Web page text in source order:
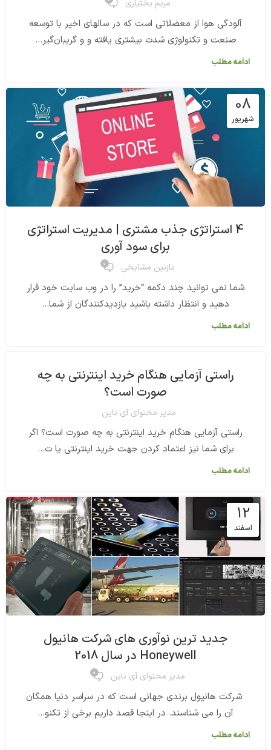
مریم بختیاری
آلودگی هوا از معضلاتی است که در سالهای اخیر با توسعه
صنعت و تکنولوژی شدت بیشتری یافته و و گریبان‌گیر...
ادامه مطلب
08
شهریور
4 استراتژی جذب مشتری | مدیریت استراتژی
برای سود آوری
نازنین مشایخی 0
شما نمی توانید چند دکمه “خرید” را در وب سایت خود قرار
دهید و انتظار داشته باشید بازدیدکنندگان از شما...
ادامه مطلب
راستی آزمایی هنگام خرید اینترنتی به چه
صورت است؟
مدیر محتوای آی ناین
راستی آزمایی هنگام خرید اینترنتی به چه صورت است؟ اگر
برای شما نیز اعتماد کردن جهت خرید اینترنتی یا ت...
ادامه مطلب
12
اسفند
جدید ترین نوآوری های شرکت هانیول
Honeywell در سال 2018
مدیر محتوای آی ناین 0
شرکت هانیول برندی جهانی است که در سراسر دنیا همگان
آن را می شناسند. در اینجا قصد داریم برخی از تکنو...
ادامه مطلب